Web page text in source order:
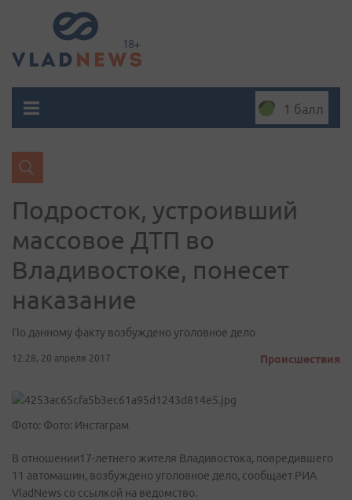
1 балл
Подросток, устроивший
массовое ДТП во
Владивостоке, понесет
наказание
По данному факту возбуждено уголовное дело
12:28, 20 апреля 2017 Происшествия
Фото: Фото: Инстаграм
В отношении17-летнего жителя Владивостока, повредившего
11 автомашин, возбуждено уголовное дело, сообщает РИА
VladNews со ссылкой на ведомство.